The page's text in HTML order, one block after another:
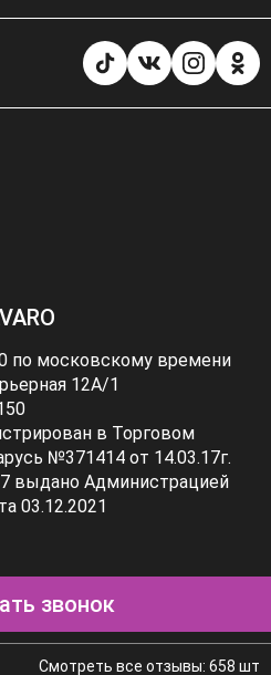
по московскому времени
12А/1
в Торговом
№371414 от 14.03.17г.
выдано Администрацией
03.12.2021
звонок
Смотреть все отзывы: 658 шт